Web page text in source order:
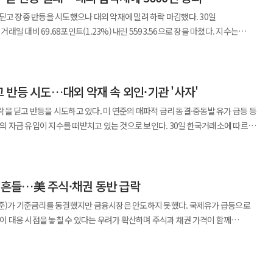
·하나·우리·NH농협)에서 개인이 원화를 달러로 환전한 규모는
달러예금 잔액은
증가하며 지난해 12월 이후 가장 큰 증가 폭을 기록했다. 시장에서는
있다. 달러 수급이 개선된 데다 한국은행의 기준금리 인상으로 한미 금리차가
로 꼽힌다. 시장에서는 3분기 중 1400원을 밑돌았다가 4분기 들어 다시
스 미국 주식예탁증서(ADR) 상장 조달 자금 환전 △수출업체 월말 달러 매도
하이닉스는 미국 ADR 상장으로 265억
순차적으로 원화로 환전하면서 환율 급락을 이끈 것으로 풀이된다. 수출
될 것으로 판단해 보유 중인 달러를 대거 매도한 점 역시 환율 하락폭을 키운
총재는 29일 국회 재정경제기획위원회 업무보고에서 기준금리 인상 기조를
이라고 밝혔다. 기준금리를 추가로 인상하면 한미 금리 격차가 줄어들 것이란
연준)의 정책 결정도 달러 약세를
시장위원회는 기준금리를 연 3.50~3.75%로 동결했다. 케빈 워시 연준 의장이
30년 만기 국채 금리는 지난 2007년 7월 이후 최고치인 5.21%까지 치솟았다.
는 것으로 분석된다. 지난 28일(현지시간) 이란이
해협 문제를 논의한다는 소식에 브렌트유는 배럴당 84.09 달러로 급락했다.
서 서부텍사스산원유 9월 인도분은 전장보다 크게 올랐다. 이란의 요르단 미군
장중 반등을 시도했으나 대외 악재에 밀려 하락 마감했다. 30일
일 대비 69.68포인트(1.23%) 내린 5593.56으로 장을 마쳤다. 지수는
로 출발해 장중 5976.82까지 치솟기도 했으나 이내 다시 하락 전환하는 등
성전자는 전 거래일 대비 0.72% 내린 20만7000원에 거래를 마쳤다.
정책과 배당 계획을 발표하며 22만6000원까지 급등했으나 매물이
만2000원으로 마감했다. 코스피 시가총액 상위 10개 종목의
스퀘어(-6.00%) △LG에너지솔루션(6.49%) △현대차(-0.71%) △
△KB금융(4.56%) △삼성생명(-0.56%)으로 집계됐다. 국내 증시
에 미국 30년 만기 국채 수익률이 5.21%까지 상승하며 2007년 7월 이후 가장
약세를 보였다. 아울러 미국과 이란 간 무력 충돌로 9월
90.74 달러, 미국 서부텍사스산원유(WTI) 선물은 6.6% 상승한 84.46
을
반등 시도…대외 악재 속 외인·기관 '사자'
딛고 반등을 시도하고 있다. 미 연준의 매파적 금리 동결·중동발 유가 급등 등
지수를 떠받치고 있는 것으로 보인다. 30일 한국거래소에 따르면
트(0.33%) 오른 5681.77로 개장했다. 이틀간 1000포인트 이상 폭락하며
것으로 보인다. 반면 외국인은 3744억원, 기관은 7109억원 순매수하며 지수
135만6000원으로 집계됐다. 간밤 대외 환경은 국내 증시에
인다. 29일(현지시간) 미국 워싱턴 연방공개시장위원회(FOMC)에서
로 유지했다. 연준 내부에서 3명의 위원이 금리 인상을 주장해 사실상
들…美 주식·채권 동반 급락
가 기준금리를 동결했지만 금융시장은 안도하지 못했다. 국제유가 급등으로
대응 시점을 놓칠 수 있다는 우려가 확산하며 주식과 채권 가격이 함께